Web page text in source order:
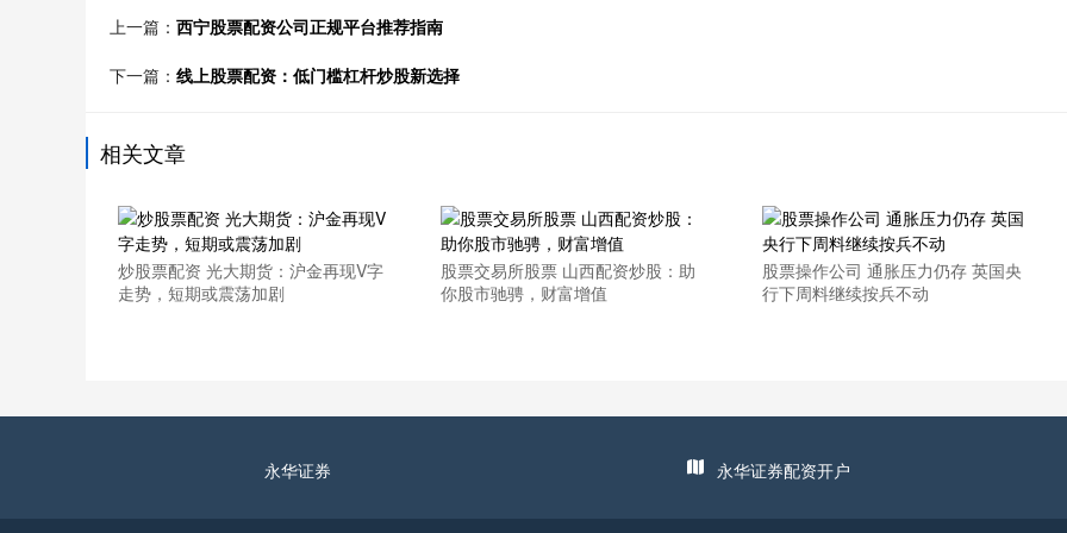
上一篇： 西宁股票配资公司正规平台推荐指南
下一篇： 线上股票配资：低门槛杠杆炒股新选择
相关文章
炒股票配资 光大期货：沪金再现V字
走势，短期或震荡加剧
股票交易所股票 山西配资炒股：助
你股市驰骋，财富增值
股票操作公司 通胀压力仍存 英国央
行下周料继续按兵不动
永华证券 永华证券配资开户